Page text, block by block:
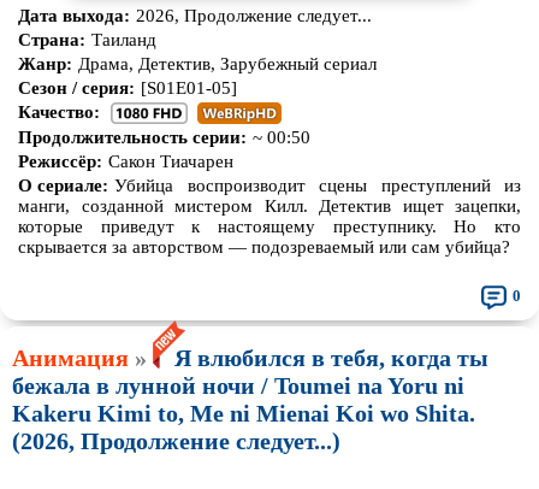
Дата выхода: 2026, Продолжение следует...
Страна: Таиланд
Жанр: Драма, Детектив, Зарубежный сериал
Сезон / серия: [S01E01-05]
Качество:
Продолжительность серии: ~ 00:50
Режиссёр: Сакон Тиачарен
О сериале: Убийца воспроизводит сцены преступлений из
манги, созданной мистером Килл. Детектив ищет зацепки,
которые приведут к настоящему преступнику. Но кто
скрывается за авторством — подозреваемый или сам убийца?
0
Анимация »
Я влюбился в тебя, когда ты
бежала в лунной ночи / Toumei na Yoru ni
Kakeru Kimi to, Me ni Mienai Koi wo Shita.
(2026, Продолжение следует...)